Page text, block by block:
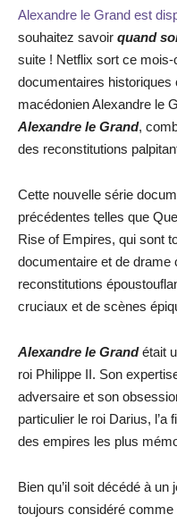
Alexandre le Grand est
souhaitez savoir quand
suite ! Netflix sort ce
documentaires
macédonien Alexandre le
Alexandre le Grand,
des reconstitutions
Cette nouvelle série
précédentes telles que
Rise of Empires, qui sont
documentaire et de drame
reconstitutions
cruciaux et de scènes
Alexandre le Grandétait
roi Philippe II. Son
adversaire et son
particulier le roi Darius, l’a
des empires les plus
Bien qu’il soit décédé à
toujours considéré